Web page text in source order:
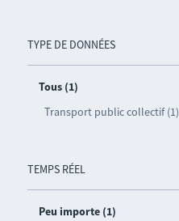
TYPE DE DONNÉES
Tous (1)
Transport public collectif (1)
TEMPS RÉEL
Peu importe (1)